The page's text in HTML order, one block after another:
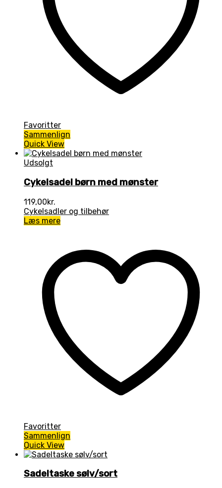
Favoritter
Sammenlign
Quick View
Udsolgt
Cykelsadel børn med mønster
119,00kr.
Cykelsadler og tilbehør
Læs mere
Favoritter
Sammenlign
Quick View
Sadeltaske sølv/sort